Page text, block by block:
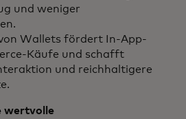
und weniger
Wallets fördert In-App-
Käufe und schafft
und reichhaltigere
wertvolle